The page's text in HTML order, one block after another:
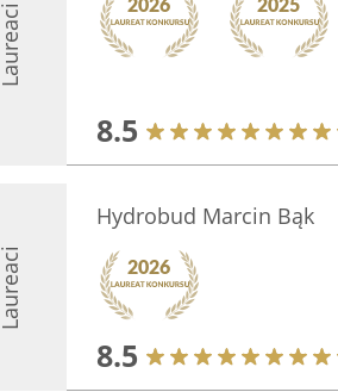
Laureaci
8.5
Laureaci
Hydrobud Marcin Bąk
8.5